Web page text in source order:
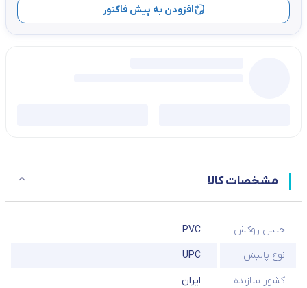
افزودن به پیش فاکتور
مشخصات کالا
جنس روکش
PVC
نوع پالیش
UPC
کشور سازنده
ایران